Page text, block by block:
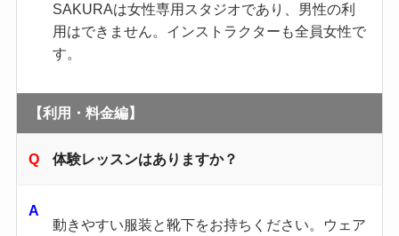
SAKURAは女性専用スタジオであり、男性の利
用はできません。​インストラクターも全員女性で
す。
【利用・料金編】
体験レッスンはありますか？
動きやすい服装と靴下をお持ちください。ウェア